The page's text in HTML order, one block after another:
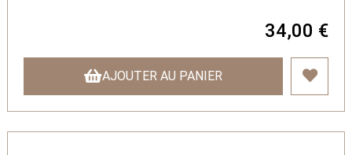
34,00 €
AJOUTER AU PANIER